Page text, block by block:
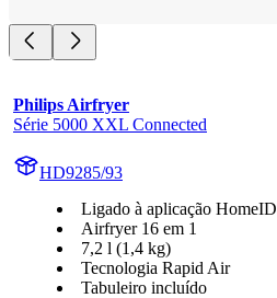
Philips Airfryer
Série 5000 XXL Connected
HD9285/93
Ligado à aplicação HomeID
Airfryer 16 em 1
7,2 l (1,4 kg)
Tecnologia Rapid Air
Tabuleiro incluído